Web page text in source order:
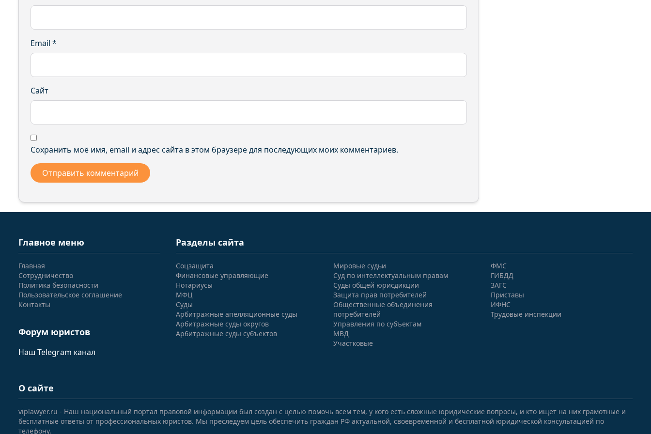
Email *
Сайт
Сохранить моё имя, email и адрес сайта в этом браузере для последующих моих комментариев.
Главное меню
Главная
Сотрудничество
Политика безопасности
Пользовательское соглашение
Контакты
Форум юристов
Наш Telegram канал
Разделы сайта
Соцзащита
Финансовые управляющие
Нотариусы
МФЦ
Суды
Арбитражные апелляционные суды
Арбитражные суды округов
Арбитражные суды субъектов
Мировые судьи
Суд по интеллектуальным правам
Суды общей юрисдикции
Защита прав потребителей
Общественные объединения
потребителей
Управления по субъектам
МВД
Участковые
ФМС
ГИБДД
ЗАГС
Приставы
ИФНС
Трудовые инспекции
О сайте
viplawyer.ru - Наш национальный портал правовой информации был создан с целью помочь всем тем, у кого есть сложные юридические вопросы, и кто ищет на них грамотные и
бесплатные ответы от профессиональных юристов. Мы преследуем цель обеспечить граждан РФ актуальной, своевременной и бесплатной юридической консультацией по
телефону.